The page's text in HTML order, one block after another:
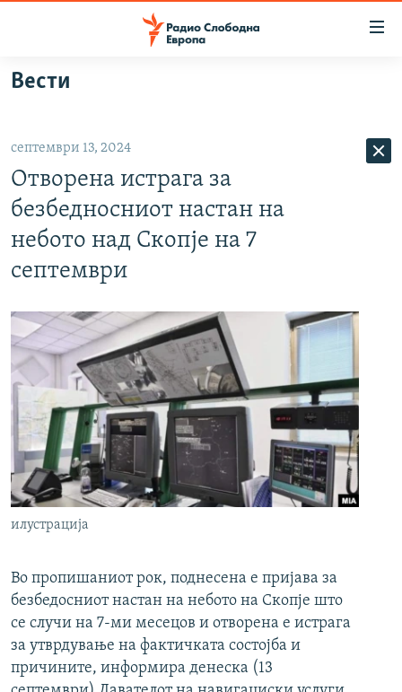
Оди
на
главната
навигација
Премини
на
пребарување
ВИЗУЕЛНО
ВЕСТИ
ШТО ТРЕБА ДА ЗНАЕТЕ
ПРИЈАВИ СЕ ЗА ЊУЗЛЕТЕР
ПОДКАСТ ЗОШТО?
СЛЕДЕТЕ НЕ
РСЕ веб страници
Вести
септември 13, 2024
Отворена истрага за
безбедносниот настан на
небото над Скопје на 7
септември
илустрација
Во пропишаниот рок, поднесена е пријава за
безбедосниот настан на небото на Скопје што
се случи на 7-ми месецов и отворена е истрага
за утврдување на фактичката состојба и
причините, информира денеска (13